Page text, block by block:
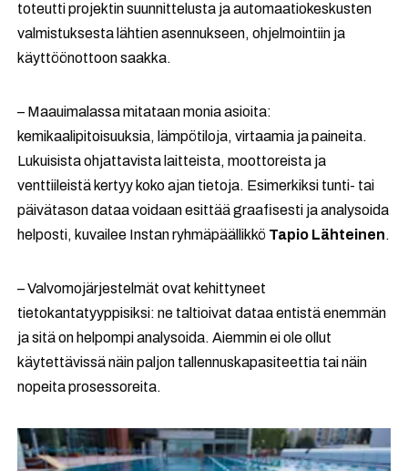
toteutti projektin suunnittelusta ja automaatiokeskusten
valmistuksesta lähtien asennukseen, ohjelmointiin ja
käyttöönottoon saakka.
– Maauimalassa mitataan monia asioita:
kemikaalipitoisuuksia, lämpötiloja, virtaamia ja paineita.
Lukuisista ohjattavista laitteista, moottoreista ja
venttiileistä kertyy koko ajan tietoja. Esimerkiksi tunti- tai
päivätason dataa voidaan esittää graafisesti ja analysoida
helposti, kuvailee Instan ryhmäpäällikkö Tapio Lähteinen.
– Valvomojärjestelmät ovat kehittyneet
tietokantatyyppisiksi: ne taltioivat dataa entistä enemmän
ja sitä on helpompi analysoida. Aiemmin ei ole ollut
käytettävissä näin paljon tallennuskapasiteettia tai näin
nopeita prosessoreita.